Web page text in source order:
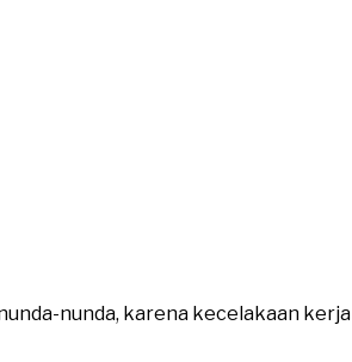
nunda, karena kecelakaan kerja